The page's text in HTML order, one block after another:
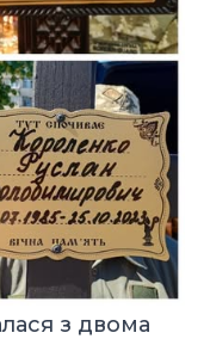
з двома